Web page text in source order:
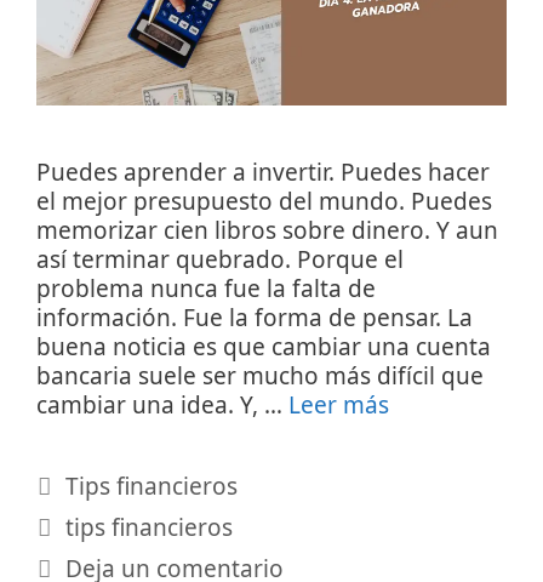
Puedes aprender a invertir. Puedes hacer
el mejor presupuesto del mundo. Puedes
memorizar cien libros sobre dinero. Y aun
así terminar quebrado. Porque el
problema nunca fue la falta de
información. Fue la forma de pensar. La
buena noticia es que cambiar una cuenta
bancaria suele ser mucho más difícil que
cambiar una idea. Y, … Leer más
Categorías
Tips financieros
Etiquetas
tips financieros
Deja un comentario